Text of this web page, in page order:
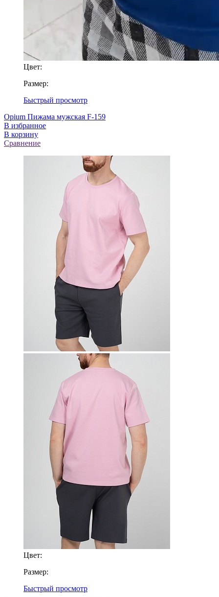
Цвет:
Размер:
Быстрый просмотр
Opium Пижама мужская F-159
В избранное
В корзину
Сравнение
Цвет:
Размер:
Быстрый просмотр